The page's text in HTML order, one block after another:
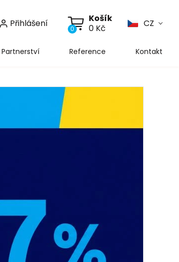
Přihlášení 0
Košík
0 Kč
CZ
Partnerství Reference Kontakt